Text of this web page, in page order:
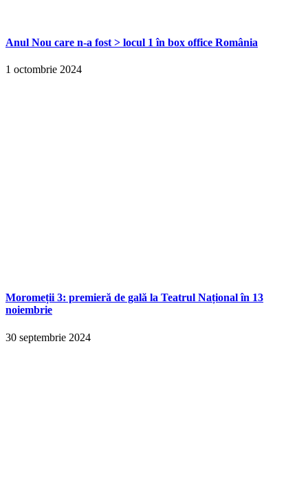
Anul Nou care n-a fost > locul 1 în box office România
1 octombrie 2024
Moromeții 3: premieră de gală la Teatrul Național în 13
noiembrie
30 septembrie 2024